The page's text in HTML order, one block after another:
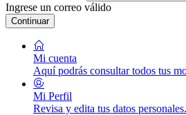
Ingrese un correo válido
Continuar
Mi cuenta
Aquí podrás consultar todos tus
Mi Perfil
Revisa y edita tus datos personales.